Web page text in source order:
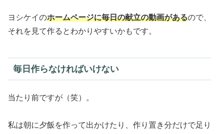
ヨシケイのホームページに毎日の献立の動画があるので、
それを見て作るとわかりやすいかもです。
毎日作らなければいけない
当たり前ですが（笑）。
私は朝に夕飯を作って出かけたり、作り置き分だけで足り